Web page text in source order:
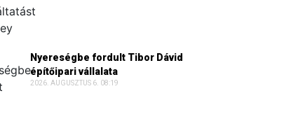
Nyereségbe fordult Tibor Dávid
építőipari vállalata
2026. AUGUSZTUS 6. 08:19